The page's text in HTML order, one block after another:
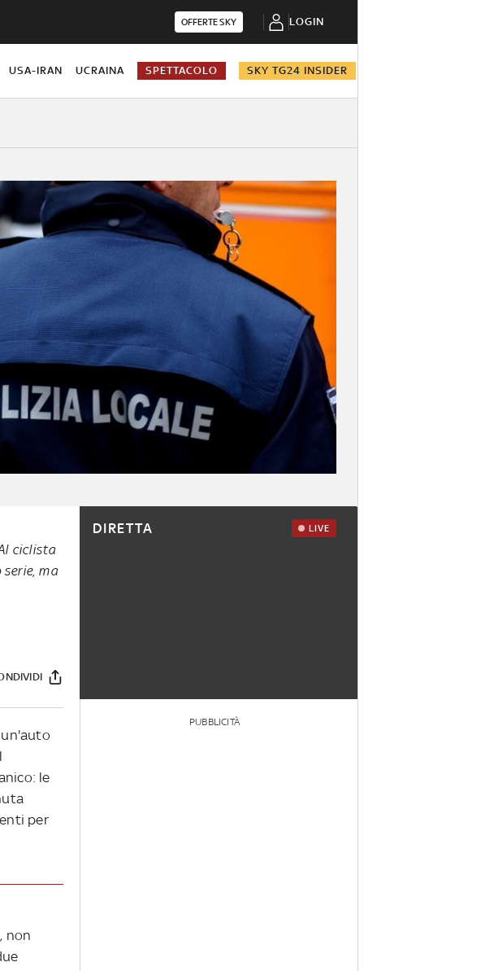
OFFERTE SKY LOGIN
USA-IRAN UCRAINA SPETTACOLO SKY TG24 INSIDER
ciclista
ma
le
per
non
DIRETTA LIVE
PUBBLICITÀ